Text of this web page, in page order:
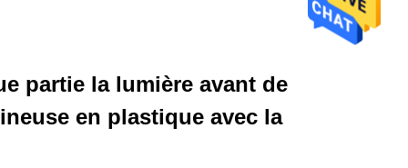
partie la lumière avant de
en plastique avec la